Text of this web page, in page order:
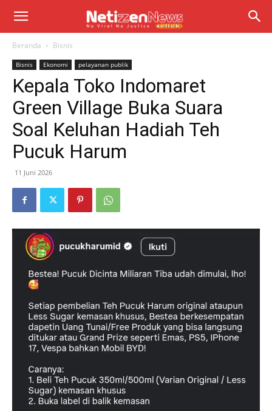
Beranda Bisnis
Bisnis Ekonomi pelayanan publik
Kepala Toko Indomaret
Green Village Buka Suara
Soal Keluhan Hadiah Teh
Pucuk Harum
11 Juni 2026